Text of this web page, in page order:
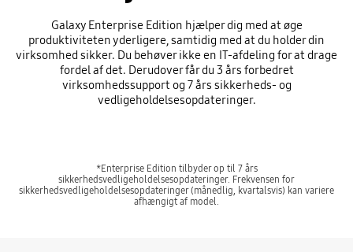
Galaxy Enterprise Edition hjælper dig med at øge
produktiviteten yderligere, samtidig med at du holder din
virksomhed sikker. Du behøver ikke en IT-afdeling for at drage
fordel af det. Derudover får du 3 års forbedret
virksomhedssupport og 7 års sikkerheds- og
vedligeholdelsesopdateringer.
*Enterprise Edition tilbyder op til 7 års
sikkerhedsvedligeholdelsesopdateringer. Frekvensen for
sikkerhedsvedligeholdelsesopdateringer (månedlig, kvartalsvis) kan variere
afhængigt af model.